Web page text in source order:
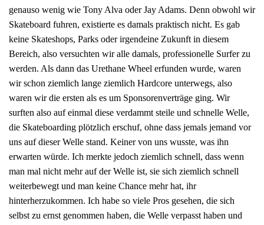
genauso wenig wie Tony Alva oder Jay Adams. Denn obwohl wir
Skateboard fuhren, existierte es damals praktisch nicht. Es gab
keine Skateshops, Parks oder irgendeine Zukunft in diesem
Bereich, also versuchten wir alle damals, professionelle Surfer zu
werden. Als dann das Urethane Wheel erfunden wurde, waren
wir schon ziemlich lange ziemlich Hardcore unterwegs, also
waren wir die ersten als es um Sponsorenverträge ging. Wir
surften also auf einmal diese verdammt steile und schnelle Welle,
die Skateboarding plötzlich erschuf, ohne dass jemals jemand vor
uns auf dieser Welle stand. Keiner von uns wusste, was ihn
erwarten würde. Ich merkte jedoch ziemlich schnell, dass wenn
man mal nicht mehr auf der Welle ist, sie sich ziemlich schnell
weiterbewegt und man keine Chance mehr hat, ihr
hinterherzukommen. Ich habe so viele Pros gesehen, die sich
selbst zu ernst genommen haben, die Welle verpasst haben und